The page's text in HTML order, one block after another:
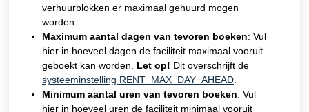
verhuurblokken er maximaal gehuurd mogen
worden.
Maximum aantal dagen van tevoren boeken: Vul
hier in hoeveel dagen de faciliteit maximaal vooruit
geboekt kan worden. Let op! Dit overschrijft de
systeeminstelling RENT_MAX_DAY_AHEAD.
Minimum aantal uren van tevoren boeken: Vul
hier in hoeveel uren de faciliteit minimaal vooruit